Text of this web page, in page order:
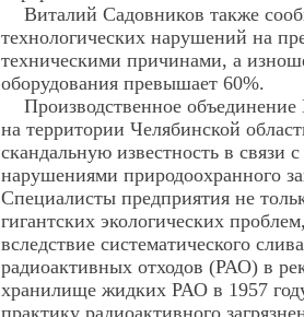
Виталий Садовников также
технологических нарушений на
техническими причинами, а
оборудования превышает 60%.
Производственное
на территории Челябинской
скандальную известность в связи
нарушениями природоохранного
Специалисты предприятия не
гигантских экологических
вследствие систематического
радиоактивных отходов (РАО) в
хранилище жидких РАО в 1957
практику радиоактивного